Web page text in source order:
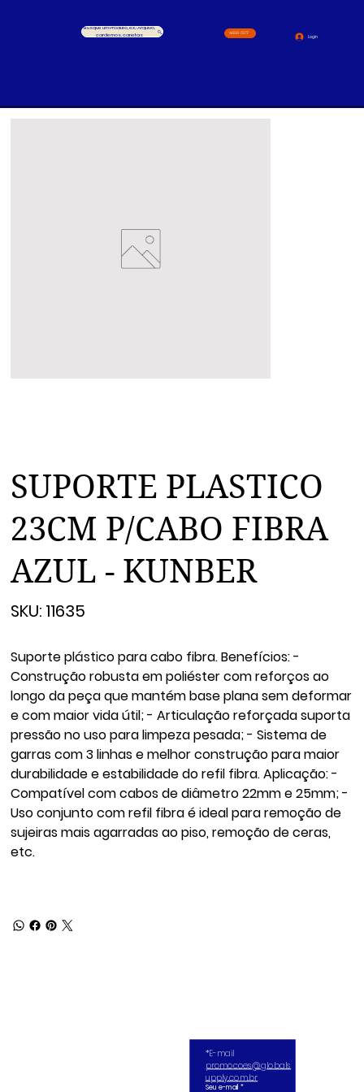
Busque um Produto, ex.: Arquivo,
cardernos, canetas
4000-1517
Login
SUPORTE PLASTICO
23CM P/CABO FIBRA
AZUL - KUNBER
SKU:
11635
11635
Suporte plástico para cabo fibra. Benefícios: -
Construção robusta em poliéster com reforços ao
longo da peça que mantém base plana sem deformar
e com maior vida útil; - Articulação reforçada suporta
pressão no uso para limpeza pesada; - Sistema de
garras com 3 linhas e melhor construção para maior
durabilidade e estabilidade do refil fibra. Aplicação: -
Compatível com cabos de diâmetro 22mm e 25mm; -
Uso conjunto com refil fibra é ideal para remoção de
sujeiras mais agarradas ao piso, remoção de ceras,
etc.
promocoes@globals
upply.com.br
Seu e-mail *